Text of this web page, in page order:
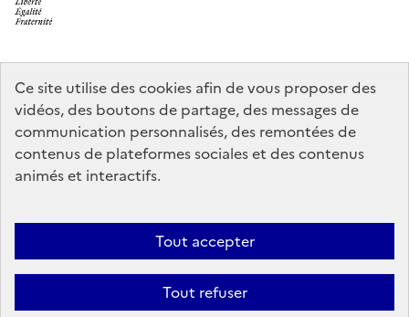
Ce site utilise des cookies afin de vous proposer des
vidéos, des boutons de partage, des messages de
communication personnalisés, des remontées de
contenus de plateformes sociales et des contenus
animés et interactifs.
Tout accepter
Tout refuser
legifrance.gouv.fr
info.gouv.fr
service-public.gouv.fr
data.gouv.fr
Politique d’utilisation des témoins de connexion (cookies)